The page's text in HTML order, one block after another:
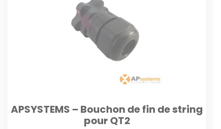
APSYSTEMS – Bouchon de fin de string
pour QT2